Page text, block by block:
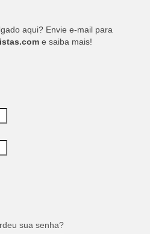
aqui? Envie e-mail para
e saiba mais!
sua senha?